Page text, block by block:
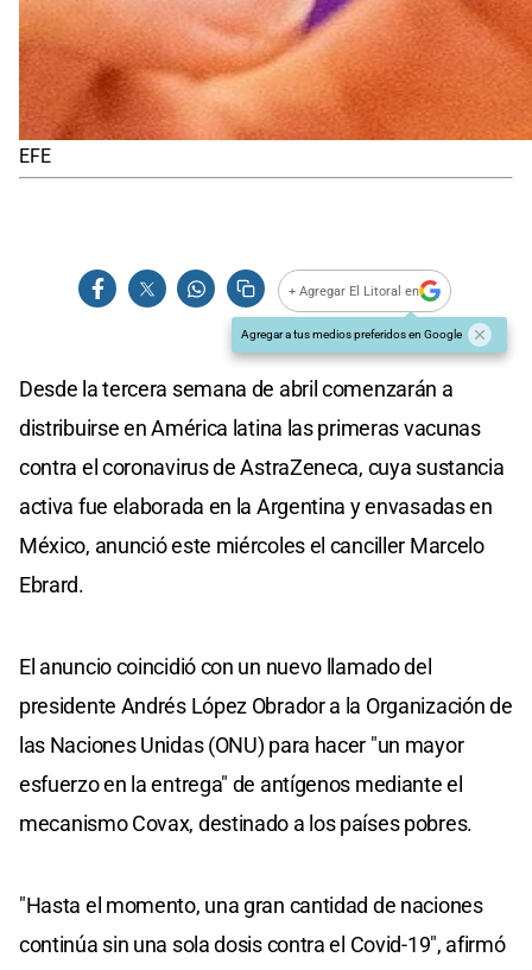
EFE
+ Agregar El Litoral en
Agregar a tus medios preferidos en Google
Desde la tercera semana de abril comenzarán a
distribuirse en América latina las primeras vacunas
contra el coronavirus de AstraZeneca, cuya sustancia
activa fue elaborada en la Argentina y envasadas en
México, anunció este miércoles el canciller Marcelo
Ebrard.
El anuncio coincidió con un nuevo llamado del
presidente Andrés López Obrador a la Organización de
las Naciones Unidas (ONU) para hacer "un mayor
esfuerzo en la entrega" de antígenos mediante el
mecanismo Covax, destinado a los países pobres.
"Hasta el momento, una gran cantidad de naciones
continúa sin una sola dosis contra el Covid-19", afirmó